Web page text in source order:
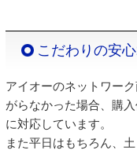
こだわりの安
アイオーのネットワー
がらなかった場合、購
に対応しています。
また平日はもちろん、